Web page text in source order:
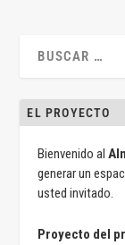
EL PROYECTO
Bienvenido al
generar un
usted invitado.
Proyecto del